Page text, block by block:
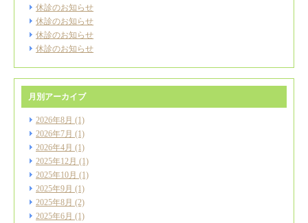
休診のお知らせ
休診のお知らせ
休診のお知らせ
休診のお知らせ
月別アーカイブ
2026年8月 (1)
2026年7月 (1)
2026年4月 (1)
2025年12月 (1)
2025年10月 (1)
2025年9月 (1)
2025年8月 (2)
2025年6月 (1)